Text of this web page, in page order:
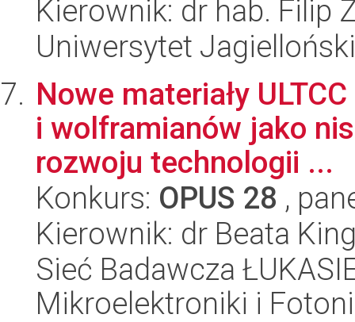
Kierownik: dr hab. Filip
Uniwersytet Jagielloński
Nowe materiały
i wolframianów jako
rozwoju technologii ...
Konkurs: OPUS 28 ,
Kierownik: dr Beata
Sieć Badawcza
Mikroelektroniki i